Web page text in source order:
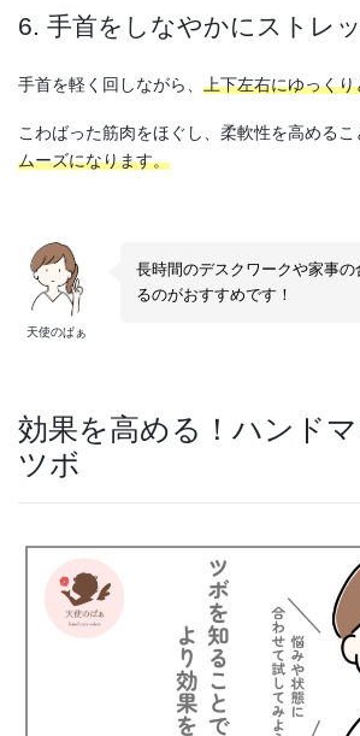
6. 手首をしなやかにストレ
手首を軽く回しながら、 上下左右にゆっく
こわばった筋肉をほぐし、柔軟性を高めるこ
ムーズになります。
天使のぱぁ
長時間のデスクワークや家事の
るのがおすすめです！
効果を高める！ハンド
ツボ